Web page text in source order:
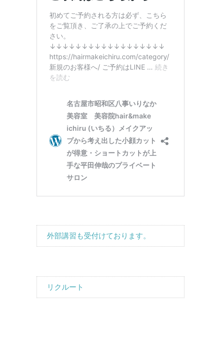
外部講習も受付けております。
リクルート